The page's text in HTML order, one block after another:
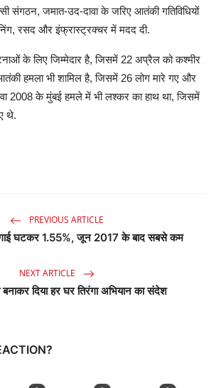
संगठन, जमात-उद-दावा के जरिए आतंकी गतिविधियों
रसद और इंफ्रास्ट्रक्चर में मदद दी.
के लिए जिम्मेदार है, जिसमें 22 अप्रैल को कश्मीर
हमला भी शामिल है, जिसमें 26 लोग मारे गए और
2008 के मुंबई हमले में भी लश्कर का हाथ था, जिसमें
थे.
PREVIOUS ARTICLE
घटकर 1.55%, जून 2017 के बाद सबसे कम
NEXT ARTICLE
बनाकर दिया हर घर तिरंगा अभियान का संदेश